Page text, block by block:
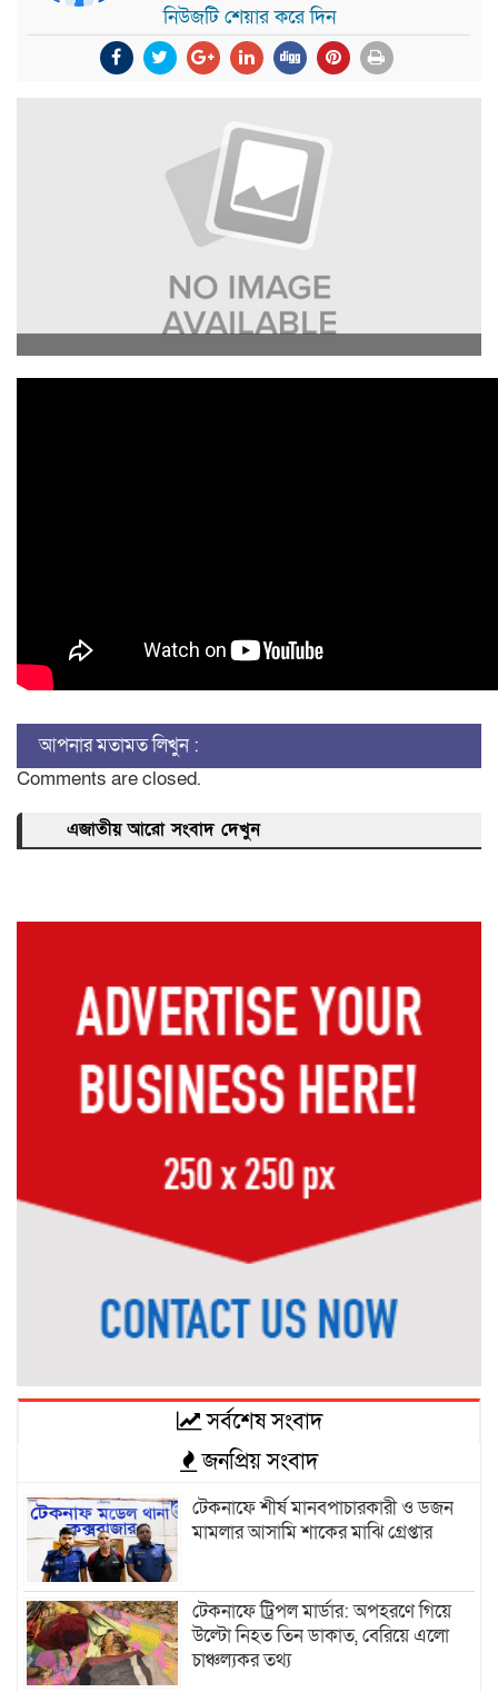
নিউজটি শেয়ার করে দিন
আপনার মতামত লিখুন :
Comments are closed.
এজাতীয় আরো সংবাদ দেখুন
সর্বশেষ সংবাদ
জনপ্রিয় সংবাদ
টেকনাফে শীর্ষ মানবপাচারকারী ও ডজন
মামলার আসামি শাকের মাঝি গ্রেপ্তার
টেকনাফে ট্রিপল মার্ডার: অপহরণে গিয়ে
উল্টো নিহত তিন ডাকাত, বেরিয়ে এলো
চাঞ্চল্যকর তথ্য